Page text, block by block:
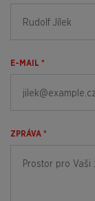
E-MAIL *
ZPRÁVA *